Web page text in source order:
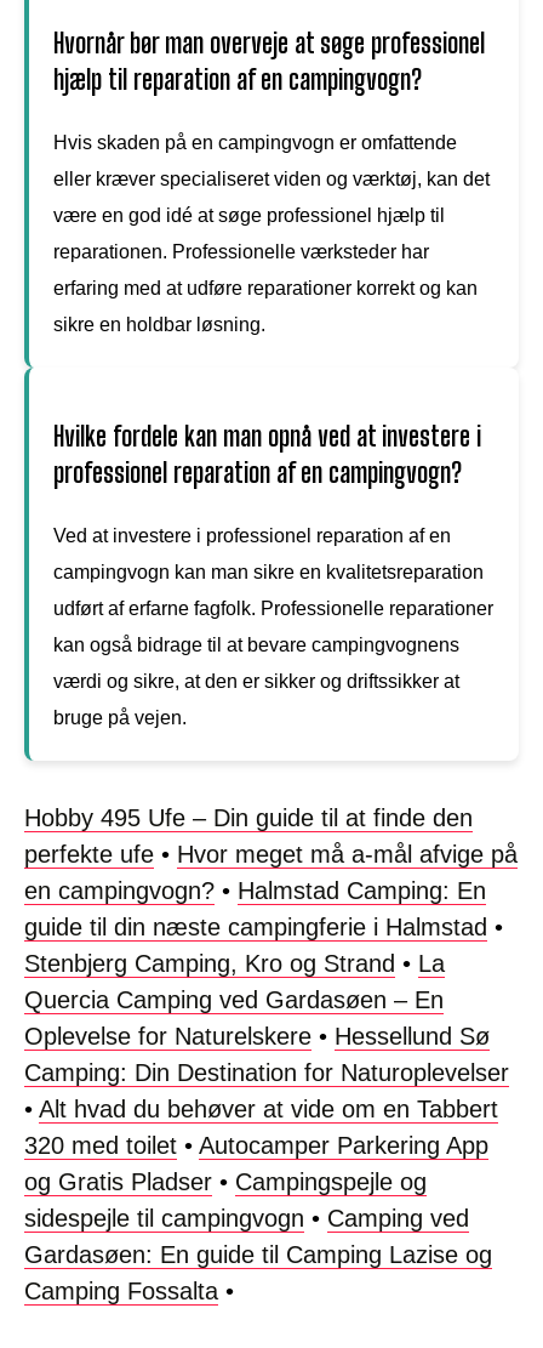
Hvornår bør man overveje at søge professionel
hjælp til reparation af en campingvogn?
Hvis skaden på en campingvogn er omfattende
eller kræver specialiseret viden og værktøj, kan det
være en god idé at søge professionel hjælp til
reparationen. Professionelle værksteder har
erfaring med at udføre reparationer korrekt og kan
sikre en holdbar løsning.
Hvilke fordele kan man opnå ved at investere i
professionel reparation af en campingvogn?
Ved at investere i professionel reparation af en
campingvogn kan man sikre en kvalitetsreparation
udført af erfarne fagfolk. Professionelle reparationer
kan også bidrage til at bevare campingvognens
værdi og sikre, at den er sikker og driftssikker at
bruge på vejen.
Hobby 495 Ufe – Din guide til at finde den
perfekte ufe • Hvor meget må a-mål afvige på
en campingvogn? • Halmstad Camping: En
guide til din næste campingferie i Halmstad •
Stenbjerg Camping, Kro og Strand • La
Quercia Camping ved Gardasøen – En
Oplevelse for Naturelskere • Hessellund Sø
Camping: Din Destination for Naturoplevelser
• Alt hvad du behøver at vide om en Tabbert
320 med toilet • Autocamper Parkering App
og Gratis Pladser • Campingspejle og
sidespejle til campingvogn • Camping ved
Gardasøen: En guide til Camping Lazise og
Camping Fossalta •